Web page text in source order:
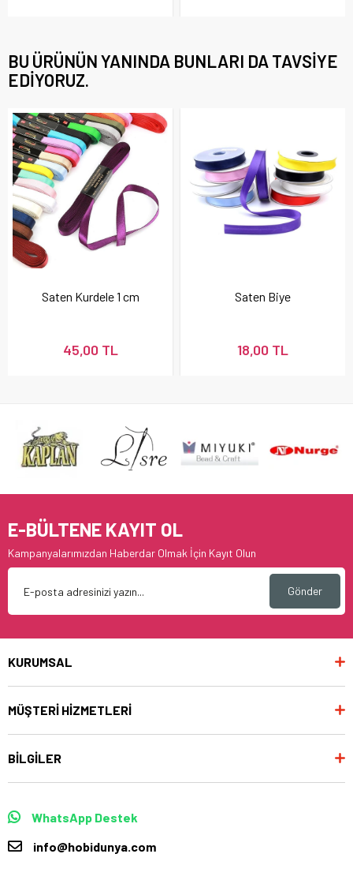
BU ÜRÜNÜN YANINDA BUNLARI DA TAVSIYE
EDIYORUZ.
Saten Kurdele 1 cm
45,00 TL
Saten Biye
18,00 TL
E-BÜLTENE KAYIT OL
Kampanyalarımızdan Haberdar Olmak İçin Kayıt Olun
Gönder
KURUMSAL
MÜŞTERİ HİZMETLERİ
BİLGİLER
WhatsApp Destek
info@hobidunya.com